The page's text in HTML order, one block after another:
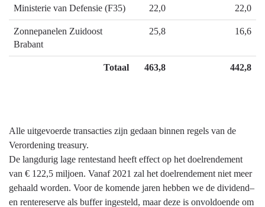
Ministerie van Defensie (F35) 22,0 22,0
Zonnepanelen Zuidoost
Brabant
25,8 16,6
Totaal 463,8 442,8
Alle uitgevoerde transacties zijn gedaan binnen regels van de
Verordening treasury.
De langdurig lage rentestand heeft effect op het doelrendement
van € 122,5 miljoen. Vanaf 2021 zal het doelrendement niet meer
gehaald worden. Voor de komende jaren hebben we de dividend–
en rentereserve als buffer ingesteld, maar deze is onvoldoende om